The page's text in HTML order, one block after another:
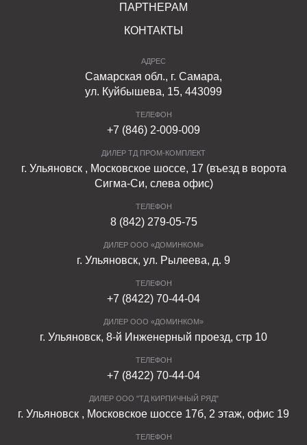
ПАРТНЕРАМ
КОНТАКТЫ
АДРЕС
Самарская обл., г. Самара,
ул. Куйбышева, 15, 443099
ТЕЛЕФОН
+7 (846) 2-009-009
ДИЛЕР ТД ПРОМ-КОМПЛЕКТ
г. Ульяновск , Московское шоссе, 17 (въезд в ворота
Сигма-Си, слева офис)
ТЕЛЕФОН
8 (842) 279-05-75
ДИЛЕР ООО «ДОМИНКОМ»
г. Ульяновск, ул. Рылеева, д. 9
ТЕЛЕФОН
+7 (8422) 70-44-04
ДИЛЕР ООО «ДОМИНКОМ»
г. Ульяновск, 8-й Инженерный проезд, стр 10
ТЕЛЕФОН
+7 (8422) 70-44-04
ДИЛЕР ООО "ТД КИРПИЧНЫЙ РЯД"
г. Ульяновск , Московское шоссе 17б, 2 этаж, офис 19
ТЕЛЕФОН